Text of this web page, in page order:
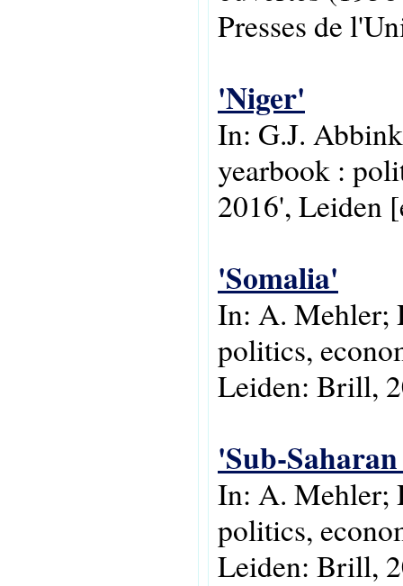
Presses de
'Niger'
In: G.J.
yearbook :
2016', Leiden
'Somalia'
In: A. Mehler;
politics,
Leiden: Brill,
'Sub-
In: A. Mehler;
politics,
Leiden: Brill,